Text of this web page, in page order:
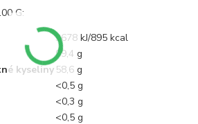
G:
3678 kJ/895 kcal
99,4 g
kyseliny 58,6 g
<0,5 g
<0,3 g
<0,5 g